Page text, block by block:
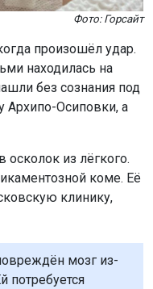
Фото: Горсайт
произошёл удар.
находилась на
без сознания под
Архипо-Осиповки, а
из лёгкого.
коме. Её
клинику,
мозг из-
потребуется